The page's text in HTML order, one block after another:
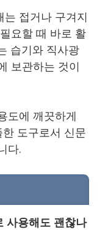
접거나 구겨지
요할 때 바로 활
습기와 직사광
보관하는 것이
도에 깨끗하게
도구로서 신문
다.
사용해도 괜찮나